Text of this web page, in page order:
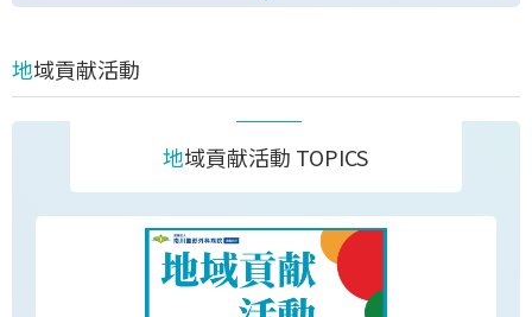
地域貢献活動
地域貢献活動 TOPICS